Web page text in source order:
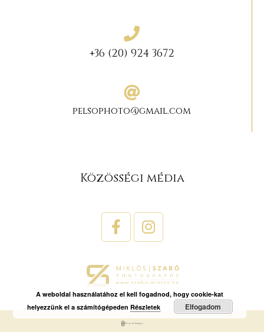
+36 (20) 924 3672
pelsophoto@gmail.com
Közösségi média
A weboldal használatához el kell fogadnod, hogy cookie-kat
helyezzünk el a számítógépeden Részletek Elfogadom